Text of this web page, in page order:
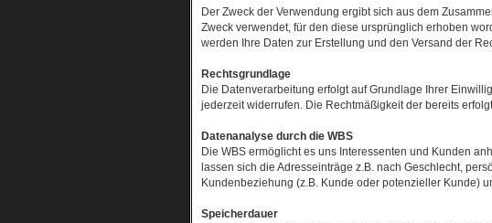
Der Zweck der Verwendung ergibt sich aus dem
Zweck verwendet, für den diese ursprünglich erhoben
werden Ihre Daten zur Erstellung und den Versand der
Rechtsgrundlage
Die Datenverarbeitung erfolgt auf Grundlage Ihrer
jederzeit widerrufen. Die Rechtmäßigkeit der bereits
Datenanalyse durch die WBS
Die WBS ermöglicht es uns Interessenten und Kunden
lassen sich die Adresseinträge z.B. nach Geschlecht,
Kundenbeziehung (z.B. Kunde oder potenzieller Kunde)
Speicherdauer